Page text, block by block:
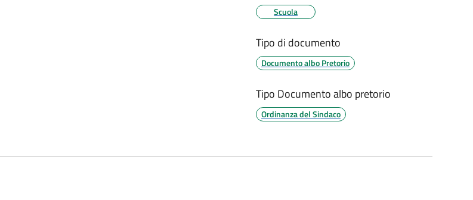
Scuola
Tipo di documento
Documento albo Pretorio
Tipo Documento albo pretorio
Ordinanza del Sindaco